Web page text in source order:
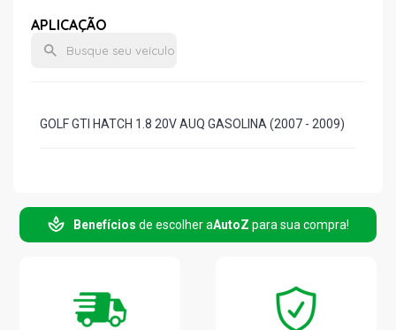
APLICAÇÃO
GOLF GTI HATCH 1.8 20V AUQ GASOLINA (2007 - 2009)
Benefícios de escolher aAutoZ para sua compra!